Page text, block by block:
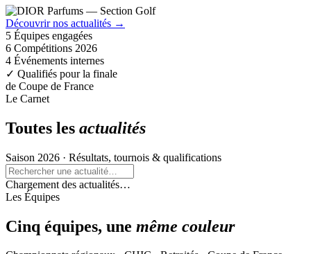
Découvrir nos actualités →
5 Équipes engagées
6 Compétitions 2026
4 Événements internes
✓ Qualifiés pour la finale
de Coupe de France
Le Carnet
Toutes les actualités
Saison 2026 · Résultats, tournois & qualifications
Chargement des actualités…
Les Équipes
Cinq équipes, une même couleur